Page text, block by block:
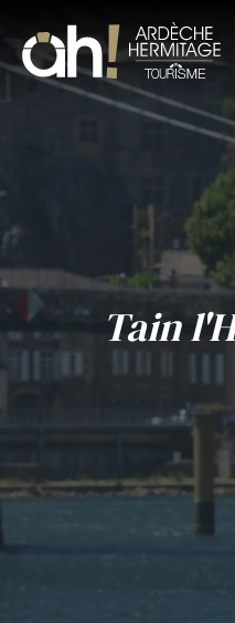
Tain